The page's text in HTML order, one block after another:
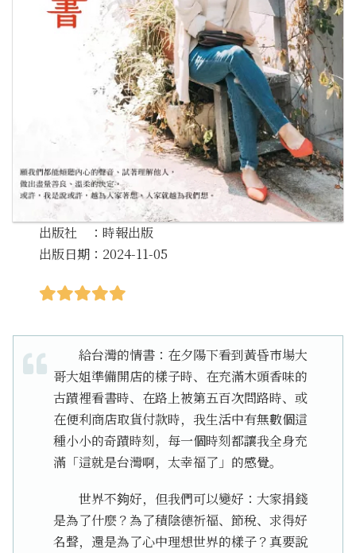
出版社 ：時報出版
出版日期：2024-11-05
給台灣的情書：在夕陽下看到黃昏市場大
哥大姐準備開店的樣子時、在充滿木頭香味的
古蹟裡看書時、在路上被第五百次問路時、或
在便利商店取貨付款時，我生活中有無數個這
種小小的奇蹟時刻，每一個時刻都讓我全身充
滿「這就是台灣啊，太幸福了」的感覺。
世界不夠好，但我們可以變好：大家捐錢
是為了什麼？為了積陰德祈福、節稅、求得好
名聲，還是為了心中理想世界的樣子？真要說